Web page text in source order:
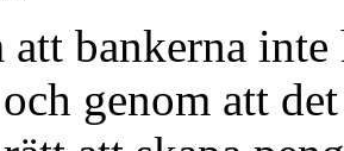
att bankerna
genom att